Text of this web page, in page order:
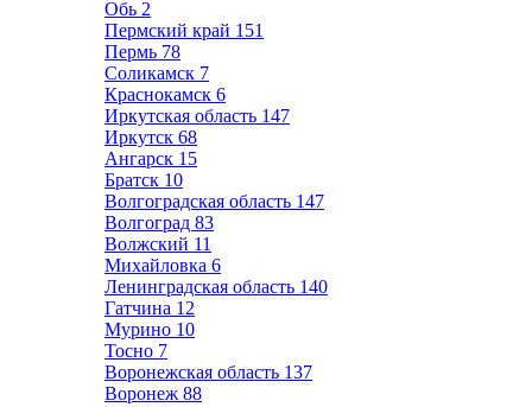
Обь 2
Пермский край 151
Пермь 78
Соликамск 7
Краснокамск 6
Иркутская область 147
Иркутск 68
Ангарск 15
Братск 10
Волгоградская область 147
Волгоград 83
Волжский 11
Михайловка 6
Ленинградская область 140
Гатчина 12
Мурино 10
Тосно 7
Воронежская область 137
Воронеж 88